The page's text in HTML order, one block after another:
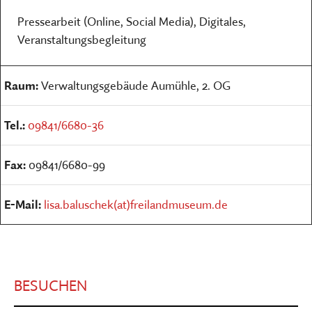
Pressearbeit (Online, Social Media), Digitales,
Veranstaltungsbegleitung
Raum:Verwaltungsgebäude Aumühle, 2. OG
Tel.:09841/6680-36
Fax:09841/6680-99
E-Mail: lisa.baluschek(at)freilandmuseum.de
BESUCHEN